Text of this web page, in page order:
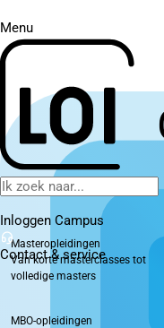
Menu
Inloggen Campus
Contact& service
Masteropleidingen
Van korte masterclasses tot
volledige masters
MBO-opleidingen